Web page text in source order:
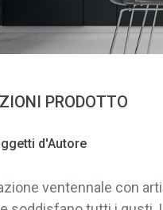
PRODOTTO
d'Autore
ventennale con